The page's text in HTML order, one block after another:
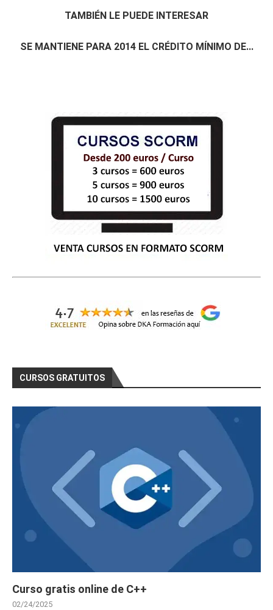
TAMBIÉN LE PUEDE INTERESAR
SE MANTIENE PARA 2014 EL CRÉDITO MÍNIMO DE...
CURSOS GRATUITOS
Curso gratis online de C++
02/24/2025